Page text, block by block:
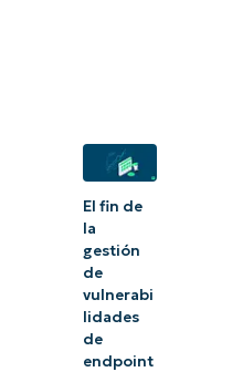
El fin de
la
gestión
de
vulnerabi
lidades
de
endpoint